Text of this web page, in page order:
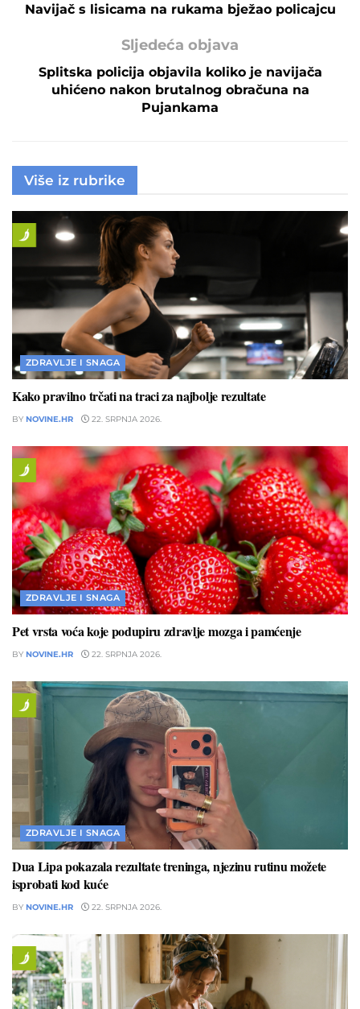
Navijač s lisicama na rukama bježao policajcu
Sljedeća objava
Splitska policija objavila koliko je navijača
uhićeno nakon brutalnog obračuna na
Pujankama
Više iz rubrike
ZDRAVLJE I SNAGA
Kako pravilno trčati na traci za najbolje rezultate
BY NOVINE.HR 22. SRPNJA 2026.
ZDRAVLJE I SNAGA
Pet vrsta voća koje podupiru zdravlje mozga i pamćenje
BY NOVINE.HR 22. SRPNJA 2026.
ZDRAVLJE I SNAGA
Dua Lipa pokazala rezultate treninga, njezinu rutinu možete
isprobati kod kuće
BY NOVINE.HR 22. SRPNJA 2026.